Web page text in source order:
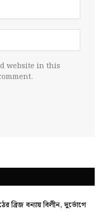
website in this
ব্রিজ বন্যায় বিলীন, দুর্ভোগে